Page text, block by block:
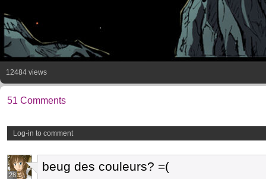
12484 views
51 Comments
Log-in to comment
28
beug des couleurs? =(